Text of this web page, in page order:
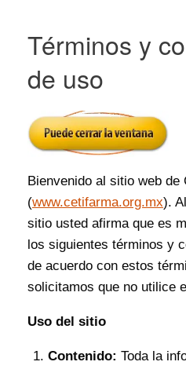
Términos y
de uso
Bienvenido al sitio web de
(www.cetifarma.org.mx).
sitio usted afirma que es
los siguientes términos y
de acuerdo con estos
solicitamos que no utilice
Uso del sitio
Contenido: Toda la